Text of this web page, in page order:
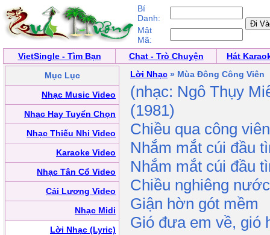
Bí
Danh:
Mật
Mã:
VietSingle - Tìm Bạn
Chat - Trò Chuyện
Hát
Mục Lục
Nhạc Music Video
Nhạc Hay Tuyển Chọn
Nhạc Thiếu Nhi Video
Karaoke Video
Nhạc Tân Cổ Video
Cải Lương Video
Nhạc Midi
Lời Nhạc (Lyric)
Lời Nhạc » Mùa Đông Công Viên
(nhạc: Ngô Thụy
(1981)
Chiều qua công
Nhắm mắt cúi đầu
Nhắm mắt cúi đầu
Chiều nghiêng
Giận hờn gót mềm
Gió đưa em về, gió